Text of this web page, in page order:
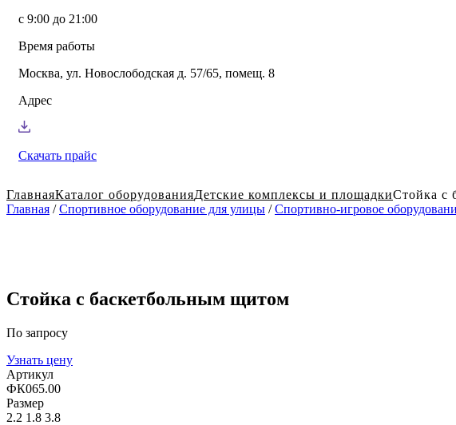
с 9:00 до 21:00
Время работы
Москва, ул. Новослободская д. 57/65, помещ. 8
Адрес
Скачать прайс
ГлавнаяКаталог оборудованияДетские комплексы и площадкиСтойка с
Главная /Спортивное оборудование для улицы /Спортивно-игровое
Стойка с баскетбольным щитом
По запросу
Узнать цену
Артикул
ФК065.00
Размер
2.2 1.8 3.8